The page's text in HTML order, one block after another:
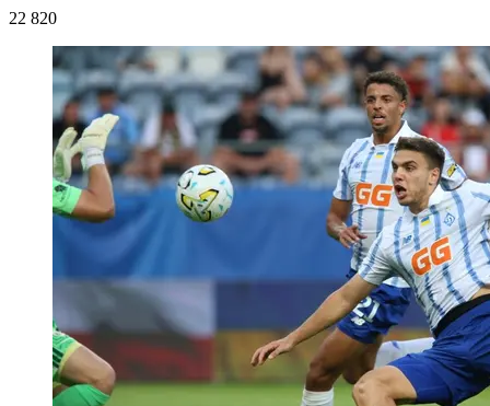
22 820